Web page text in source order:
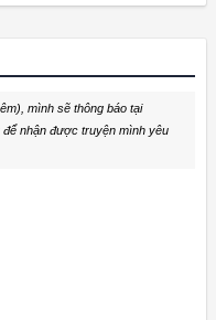
mình sẽ thông báo tại
nhận được truyện mình yêu